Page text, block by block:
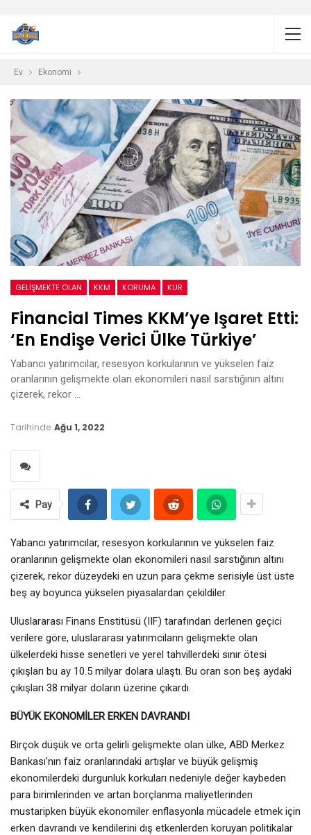
Ev Ekonomi
GELIŞMEKTE OLAN KKM KORUMA KUR
Financial Times KKM’ye Işaret Etti:
‘En Endişe Verici Ülke Türkiye’
Yabancı yatırımcılar, resesyon korkularının ve yükselen faiz
oranlarının gelişmekte olan ekonomileri nasıl sarstığının altını
çizerek, rekor …
Tarihinde Ağu 1, 2022
Pay
Yabancı yatırımcılar, resesyon korkularının ve yükselen faiz
oranlarının gelişmekte olan ekonomileri nasıl sarstığının altını
çizerek, rekor düzeydeki en uzun para çekme serisiyle üst üste
beş ay boyunca yükselen piyasalardan çekildiler.
Uluslararası Finans Enstitüsü (IIF) tarafından derlenen geçici
verilere göre, uluslararası yatırımcıların gelişmekte olan
ülkelerdeki hisse senetleri ve yerel tahvillerdeki sınır ötesi
çıkışları bu ay 10.5 milyar dolara ulaştı. Bu oran son beş aydaki
çıkışları 38 milyar doların üzerine çıkardı.
BÜYÜK EKONOMİLER ERKEN DAVRANDI
Birçok düşük ve orta gelirli gelişmekte olan ülke, ABD Merkez
Bankası’nın faiz oranlarındaki artışlar ve büyük gelişmiş
ekonomilerdeki durgunluk korkuları nedeniyle değer kaybeden
para birimlerinden ve artan borçlanma maliyetlerinden
mustaripken büyük ekonomiler enflasyonla mücadele etmek için
erken davrandı ve kendilerini dış etkenlerden koruyan politikalar